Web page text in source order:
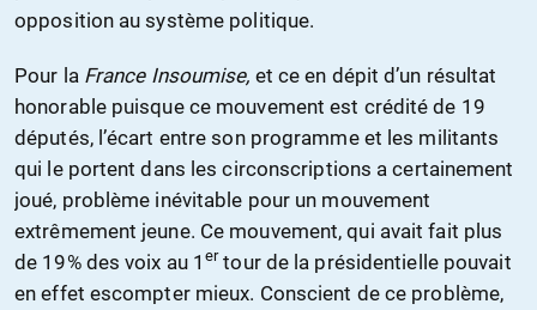
opposition au système politique.
Pour la France Insoumise, et ce en dépit d’un résultat
honorable puisque ce mouvement est crédité de 19
députés, l’écart entre son programme et les militants
qui le portent dans les circonscriptions a certainement
joué, problème inévitable pour un mouvement
extrêmement jeune. Ce mouvement, qui avait fait plus
de 19% des voix au 1 ertour de la présidentielle pouvait
en effet escompter mieux. Conscient de ce problème,